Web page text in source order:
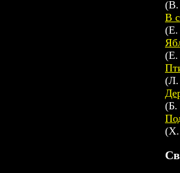
(В.
В
(Е.
(Е.
(Л.
(Б.
(Х.